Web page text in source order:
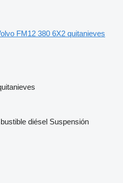
FM12 380 6X2 quitanieves
diésel Suspensión